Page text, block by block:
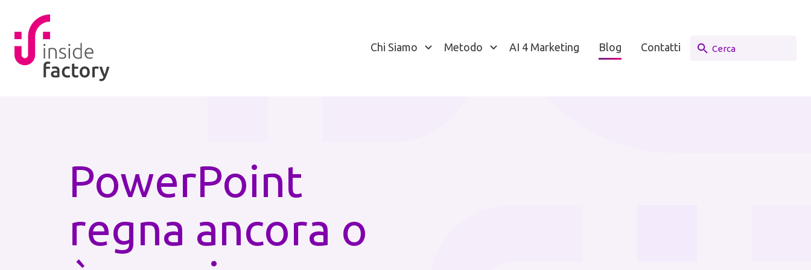
Chi Siamo Metodo AI 4 Marketing Blog Contatti
PowerPoint
regna ancora o